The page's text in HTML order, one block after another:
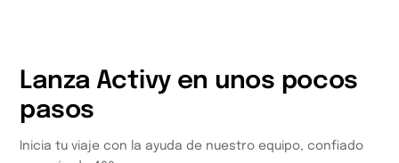
Lanza Activy en unos pocos
pasos
Inicia tu viaje con la ayuda de nuestro equipo, confiado